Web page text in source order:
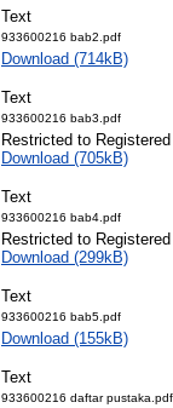
Text
933600216 bab2.pdf
Download (714kB)
Text
933600216 bab3.pdf
Restricted to
Download (705kB)
Text
933600216 bab4.pdf
Restricted to
Download (299kB)
Text
933600216 bab5.pdf
Download (155kB)
Text
933600216 daftar pustaka.pdf